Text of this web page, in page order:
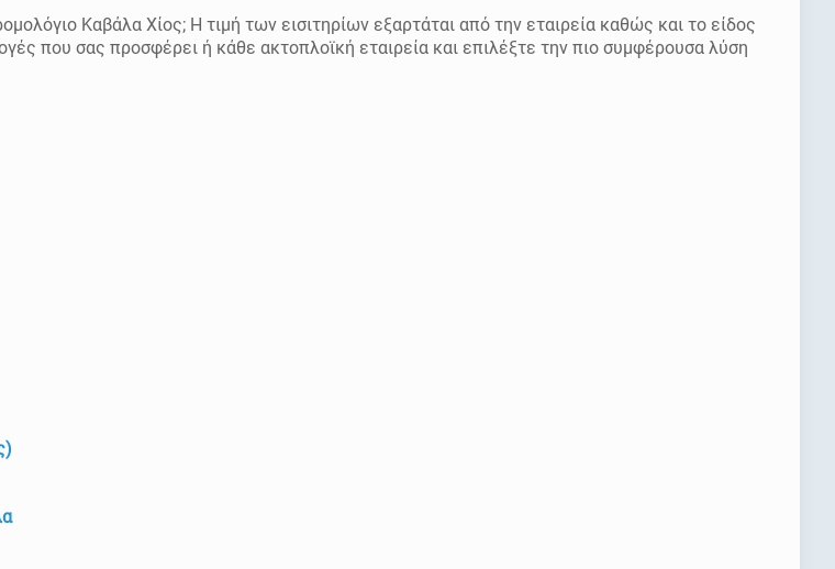
Καβάλα Χίος; Η τιμή των εισιτηρίων εξαρτάται από την εταιρεία καθώς και το είδος
που σας προσφέρει ή κάθε ακτοπλοϊκή εταιρεία και επιλέξτε την πιο συμφέρουσα λύση